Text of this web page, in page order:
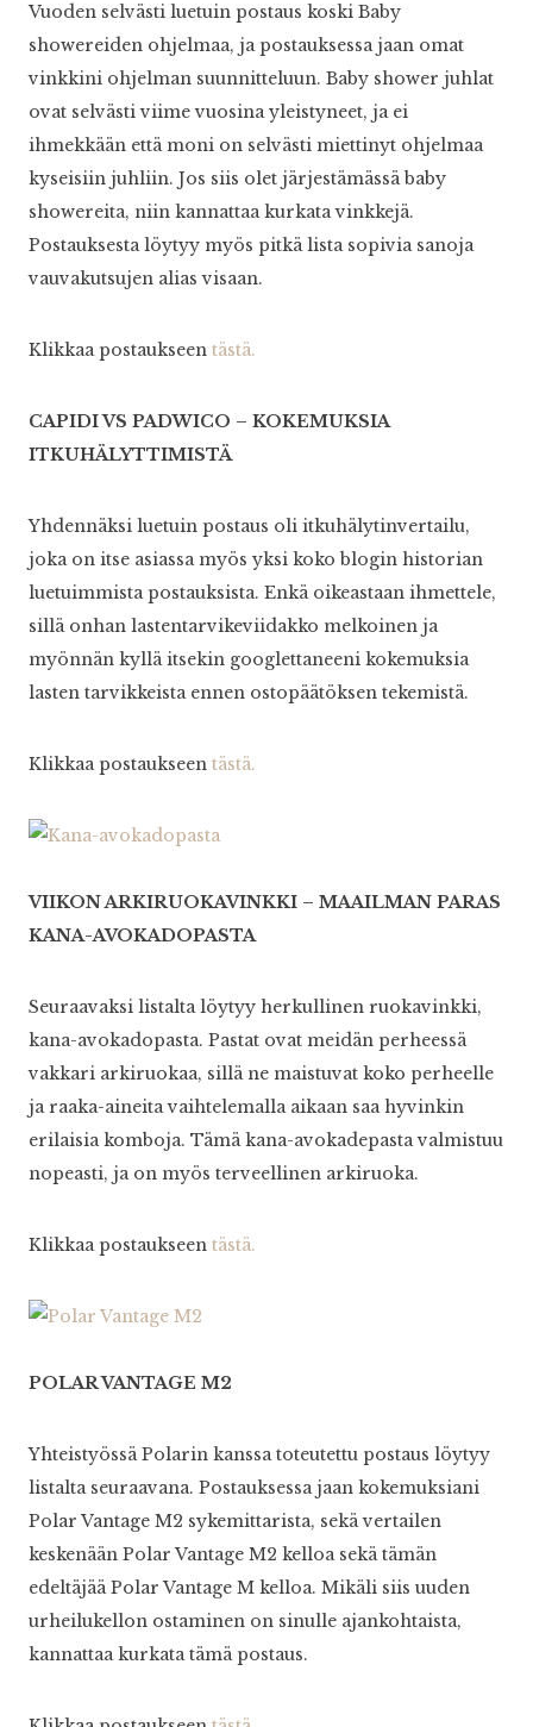
Vuoden selvästi luetuin postaus koski Baby
showereiden ohjelmaa, ja postauksessa jaan omat
vinkkini ohjelman suunnitteluun. Baby shower juhlat
ovat selvästi viime vuosina yleistyneet, ja ei
ihmekkään että moni on selvästi miettinyt ohjelmaa
kyseisiin juhliin. Jos siis olet järjestämässä baby
showereita, niin kannattaa kurkata vinkkejä.
Postauksesta löytyy myös pitkä lista sopivia sanoja
vauvakutsujen alias visaan.
Klikkaa postaukseen tästä.
CAPIDI VS PADWICO – KOKEMUKSIA
ITKUHÄLYTTIMISTÄ
Yhdennäksi luetuin postaus oli itkuhälytinvertailu,
joka on itse asiassa myös yksi koko blogin historian
luetuimmista postauksista. Enkä oikeastaan ihmettele,
sillä onhan lastentarvikeviidakko melkoinen ja
myönnän kyllä itsekin googlettaneeni kokemuksia
lasten tarvikkeista ennen ostopäätöksen tekemistä.
Klikkaa postaukseen tästä.
VIIKON ARKIRUOKAVINKKI – MAAILMAN PARAS
KANA-AVOKADOPASTA
Seuraavaksi listalta löytyy herkullinen ruokavinkki,
kana-avokadopasta. Pastat ovat meidän perheessä
vakkari arkiruokaa, sillä ne maistuvat koko perheelle
ja raaka-aineita vaihtelemalla aikaan saa hyvinkin
erilaisia komboja. Tämä kana-avokadepasta valmistuu
nopeasti, ja on myös terveellinen arkiruoka.
Klikkaa postaukseen tästä.
POLAR VANTAGE M2
Yhteistyössä Polarin kanssa toteutettu postaus löytyy
listalta seuraavana. Postauksessa jaan kokemuksiani
Polar Vantage M2 sykemittarista, sekä vertailen
keskenään Polar Vantage M2 kelloa sekä tämän
edeltäjää Polar Vantage M kelloa. Mikäli siis uuden
urheilukellon ostaminen on sinulle ajankohtaista,
kannattaa kurkata tämä postaus.